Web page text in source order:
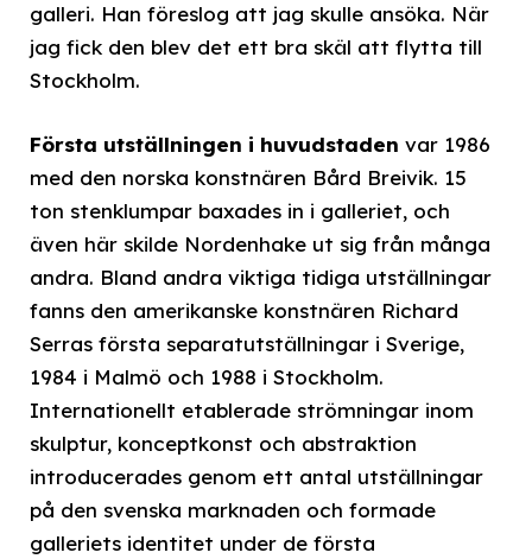
galleri. Han föreslog att jag skulle ansöka. När
jag fick den blev det ett bra skäl att flytta till
Stockholm.
Första utställningen i huvudstaden var 1986
med den norska konstnären Bård Breivik. 15
ton stenklumpar baxades in i galleriet, och
även här skilde Nordenhake ut sig från många
andra. Bland andra viktiga tidiga utställningar
fanns den amerikanske konstnären Richard
Serras första separatutställningar i Sverige,
1984 i Malmö och 1988 i Stockholm.
Internationellt etablerade strömningar inom
skulptur, konceptkonst och abstraktion
introducerades genom ett antal utställningar
på den svenska marknaden och formade
galleriets identitet under de första